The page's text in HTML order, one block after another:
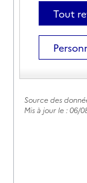
30200-Saint-
04 66 33 02 01
Contact
Source des
Mis à jour le : 06/
Tout